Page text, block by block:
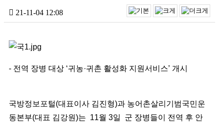
21-11-04 12:08
- 전역 장병 대상 ‘귀농·귀촌 활성화 지원서비스’ 개시
국방정보포털(대표이사 김진형)과 농어촌살리기범국민운
동본부(대표 김강원)는 11월 3일 군 장병들이 전역 후 안